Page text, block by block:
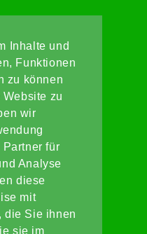
Inhalte und
Funktionen
zu können
zu
wir
Partner für
Analyse
diese
mit
die Sie ihnen
sie im